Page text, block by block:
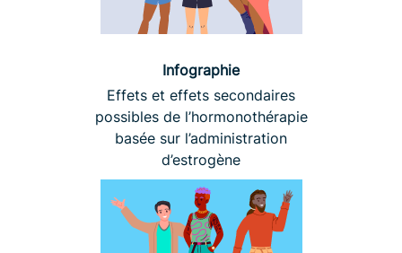
Infographie
Effets et effets secondaires
possibles de l’hormonothérapie
basée sur l’administration
d’estrogène